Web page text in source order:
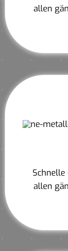
allen
allen